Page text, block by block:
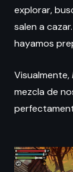
explorar,
salen a
hayamos
Visualmente,
mezcla de